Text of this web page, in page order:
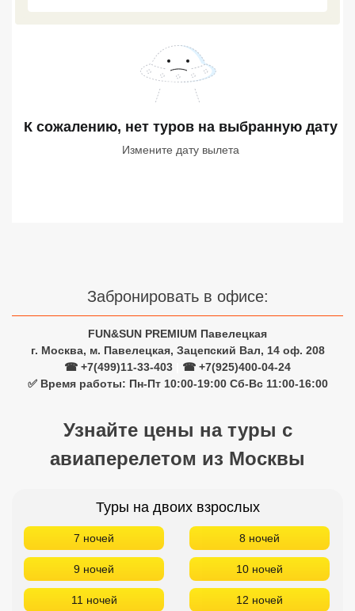
К сожалению, нет туров на выбранную дату
Измените дату вылета
Забронировать в офисе:
FUN&SUN PREMIUM Павелецкая
г. Москва, м. Павелецкая, Зацепский Вал, 14 оф. 208
☎ +7(499)11-33-403
☎ +7(925)400-04-24
✅ Время работы: Пн-Пт 10:00-19:00 Сб-Вс 11:00-16:00
Узнайте цены на туры с
авиаперелетом из Москвы
Туры на двоих взрослых
7 ночей 8 ночей
9 ночей 10 ночей
11 ночей 12 ночей
Сетевые отели Таиланда
Сетевые отели Бали
Сетевые отели Сейшел
Сетевые отели Маврикия